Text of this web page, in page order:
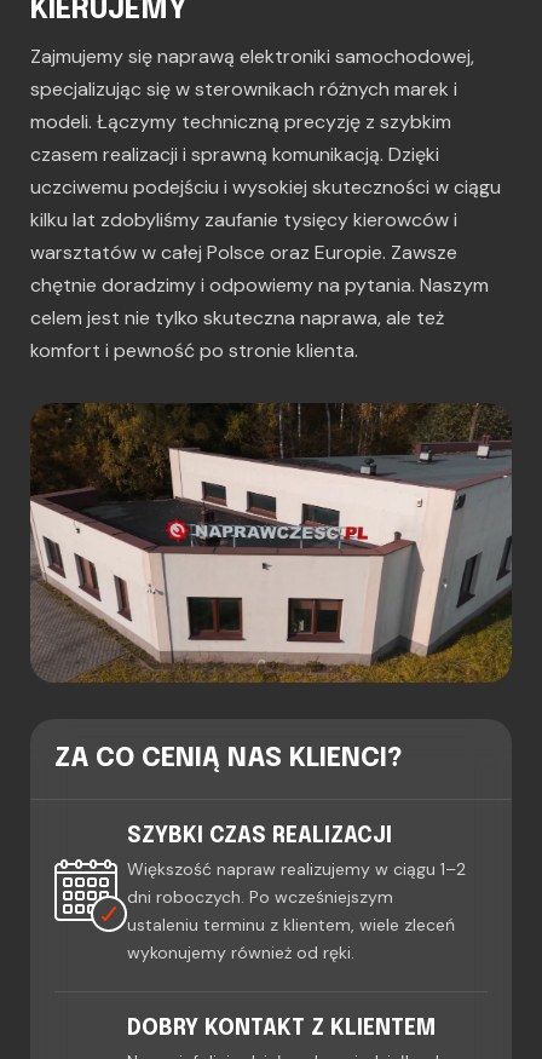
KIERUJEMY
Zajmujemy się naprawą elektroniki samochodowej,
specjalizując się w sterownikach różnych marek i
modeli. Łączymy techniczną precyzję z szybkim
czasem realizacji i sprawną komunikacją. Dzięki
uczciwemu podejściu i wysokiej skuteczności w ciągu
kilku lat zdobyliśmy zaufanie tysięcy kierowców i
warsztatów w całej Polsce oraz Europie. Zawsze
chętnie doradzimy i odpowiemy na pytania. Naszym
celem jest nie tylko skuteczna naprawa, ale też
komfort i pewność po stronie klienta.
ZA CO CENIĄ NAS KLIENCI?
SZYBKI CZAS REALIZACJI
Większość napraw realizujemy w ciągu 1–2
dni roboczych. Po wcześniejszym
ustaleniu terminu z klientem, wiele zleceń
wykonujemy również od ręki.
DOBRY KONTAKT Z KLIENTEM